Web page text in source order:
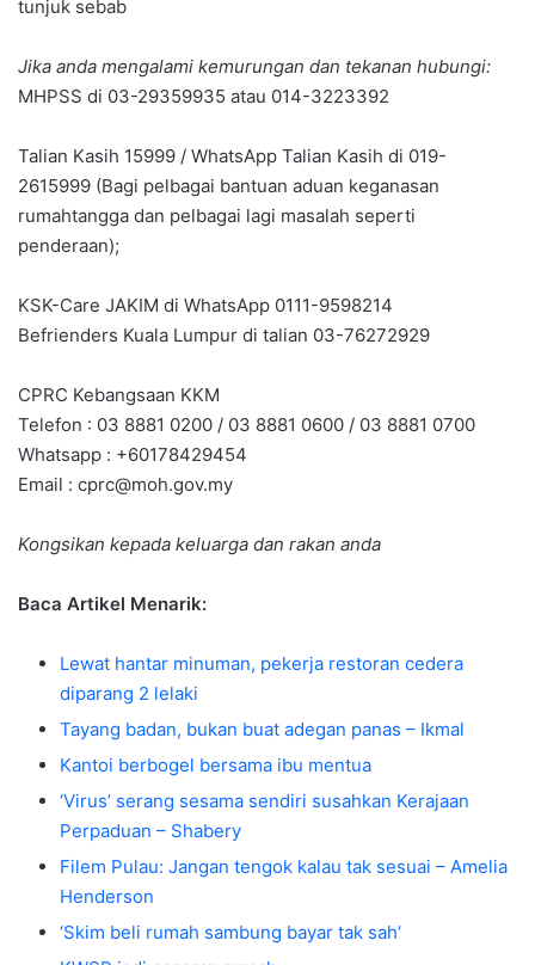
tunjuk sebab
Jika anda mengalami kemurungan dan tekanan hubungi:
MHPSS di 03-29359935 atau 014-3223392
Talian Kasih 15999 / WhatsApp Talian Kasih di 019-
2615999 (Bagi pelbagai bantuan aduan keganasan
rumahtangga dan pelbagai lagi masalah seperti
penderaan);
KSK-Care JAKIM di WhatsApp 0111-9598214
Befrienders Kuala Lumpur di talian 03-76272929
CPRC Kebangsaan KKM
Telefon : 03 8881 0200 / 03 8881 0600 / 03 8881 0700
Whatsapp : +60178429454
Email : cprc@moh.gov.my
Kongsikan kepada keluarga dan rakan anda
Baca Artikel Menarik:
Lewat hantar minuman, pekerja restoran cedera
diparang 2 lelaki
Tayang badan, bukan buat adegan panas – Ikmal
Kantoi berbogel bersama ibu mentua
‘Virus’ serang sesama sendiri susahkan Kerajaan
Perpaduan – Shabery
Filem Pulau: Jangan tengok kalau tak sesuai – Amelia
Henderson
‘Skim beli rumah sambung bayar tak sah’